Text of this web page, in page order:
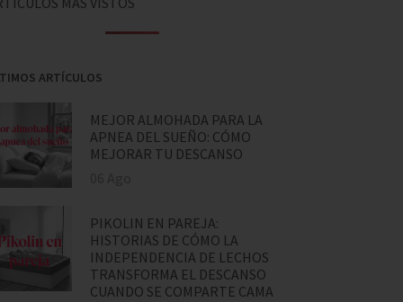
ARTÍCULOS
MEJOR ALMOHADA PARA LA
APNEA DEL SUEÑO: CÓMO
MEJORAR TU DESCANSO
PIKOLIN EN PAREJA:
HISTORIAS DE CÓMO LA
INDEPENDENCIA DE LECHOS
TRANSFORMA EL DESCANSO
CUANDO SE COMPARTE CAMA